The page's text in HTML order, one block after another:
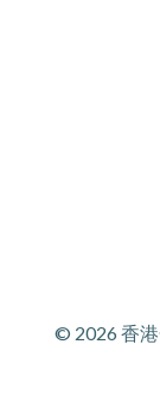
© 2026 香